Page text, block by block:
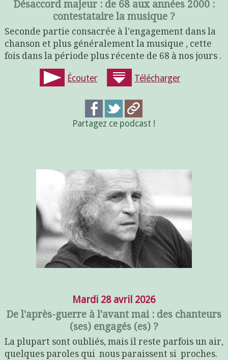
Désaccord majeur : de 68 aux années 2000 :
contestataire la musique ?
Seconde partie consacrée à l'engagement dans la
chanson et plus généralement la musique , cette
fois dans la période plus récente de 68 à nos jours .
Écouter Télécharger
Partagez ce podcast !
Mardi 28 avril 2026
De l'après-guerre à l'avant mai : des chanteurs
(ses) engagés (es) ?
La plupart sont oubliés, mais il reste parfois un air,
quelques paroles qui nous paraissent si proches.